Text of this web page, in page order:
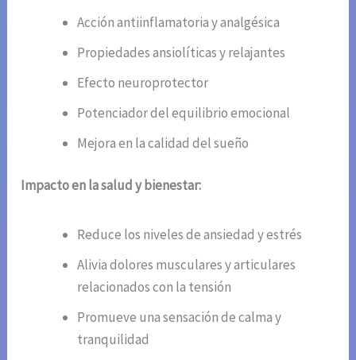
Acción antiinflamatoria y analgésica
Propiedades ansiolíticas y relajantes
Efecto neuroprotector
Potenciador del equilibrio emocional
Mejora en la calidad del sueño
Impacto en la salud y bienestar:
Reduce los niveles de ansiedad y estrés
Alivia dolores musculares y articulares
relacionados con la tensión
Promueve una sensación de calma y
tranquilidad